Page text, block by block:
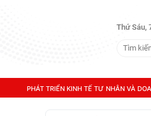
Thứ Sáu,
PHÁT TRIỂN KINH TẾ TƯ NHÂN VÀ